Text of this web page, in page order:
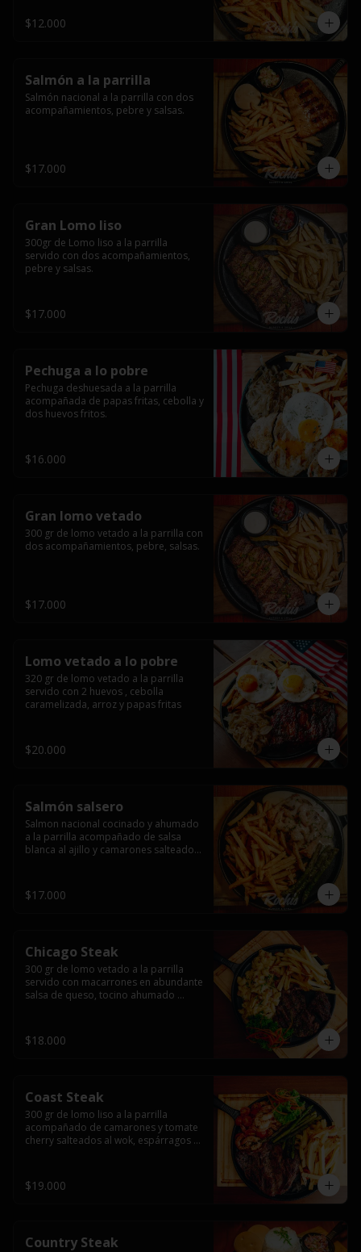
$12.000
Salmón a la parrilla
Salmón nacional a la parrilla con dos
acompañamientos, pebre y salsas.
$17.000
Gran Lomo liso
300gr de Lomo liso a la parrilla
servido con dos acompañamientos,
pebre y salsas.
$17.000
Pechuga a lo pobre
Pechuga deshuesada a la parrilla
acompañada de papas fritas, cebolla y
dos huevos fritos.
$16.000
Gran lomo vetado
300 gr de lomo vetado a la parrilla con
dos acompañamientos, pebre, salsas.
$17.000
Lomo vetado a lo pobre
320 gr de lomo vetado a la parrilla
servido con 2 huevos , cebolla
caramelizada, arroz y papas fritas
$20.000
Salmón salsero
Salmon nacional cocinado y ahumado
a la parrilla acompañado de salsa
blanca al ajillo y camarones salteados,
$17.000
Chicago Steak
300 gr de lomo vetado a la parrilla
servido con macarrones en abundante
salsa de queso, tocino ahumado
$18.000
Coast Steak
300 gr de lomo liso a la parrilla
acompañado de camarones y tomate
cherry salteados al wok, espárragos
$19.000
Country Steak